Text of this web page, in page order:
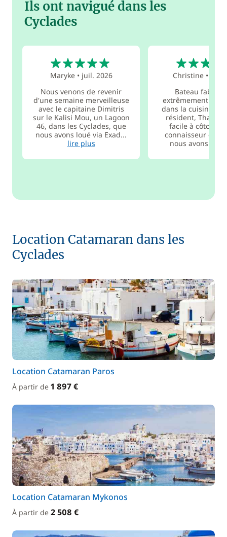
Ils ont navigué dans les
Cyclades
Maryke• juil. 2026
Nous venons de revenir
d'une semaine merveilleuse
avec le capitaine Dimitris
sur le Kalisi Mou, un Lagoon
46, dans les Cyclades, que
nous avons loué via Exad...
lire plus
Christine•
Bateau
extrêmement
dans la cuisine.
résident,
facile à côtoyer
connaisseur des
nous avons...
Location Catamaran dans les
Cyclades
Location Catamaran Paros
À partir de 1 897 €
Location Catamaran Mykonos
À partir de 2 508 €